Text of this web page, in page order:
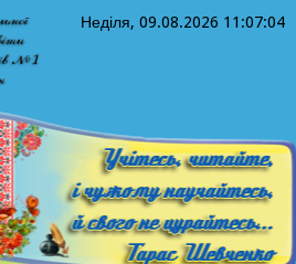
Неділя, 09.08.2026 11:07:05